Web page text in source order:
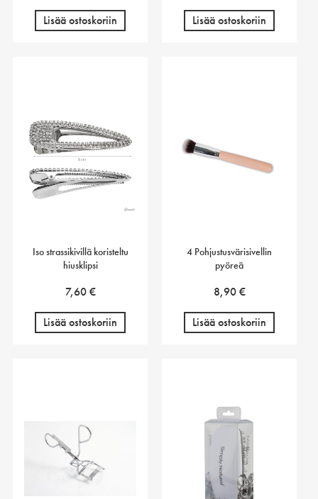
Lisää ostoskoriin Lisää ostoskoriin
Iso strassikivillä koristeltu
hiusklipsi
7,60€
Lisää ostoskoriin
4 Pohjustusvärisivellin
pyöreä
8,90€
Lisää ostoskoriin